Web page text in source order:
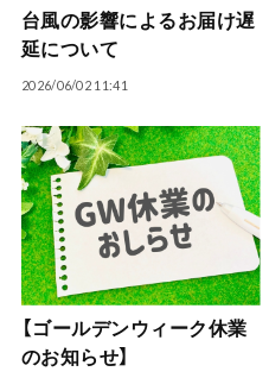
台風の影響によるお届け遅
延について
2026/06/02 11:41
【ゴールデンウィーク休業
のお知らせ】